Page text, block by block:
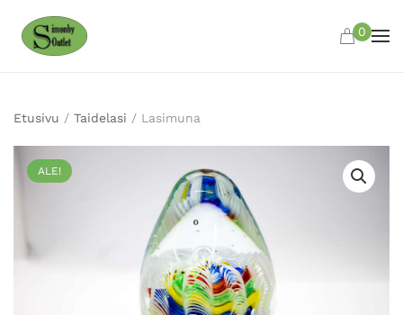
Skip to main content
0
Etusivu / Taidelasi / Lasimuna
ALE!